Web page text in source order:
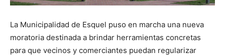
La Municipalidad de Esquel puso en marcha una nueva
moratoria destinada a brindar herramientas concretas
para que vecinos y comerciantes puedan regularizar